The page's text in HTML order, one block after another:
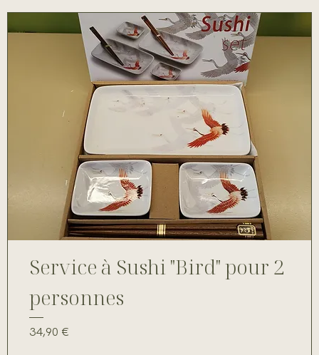
Service à Sushi "Bird" pour 2
personnes
Prix
34,90 €